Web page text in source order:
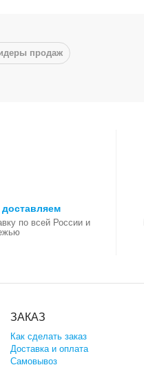
продаж
по всей России и
ЗАКАЗ
Как сделать заказ
Доставка и оплата
Самовывоз